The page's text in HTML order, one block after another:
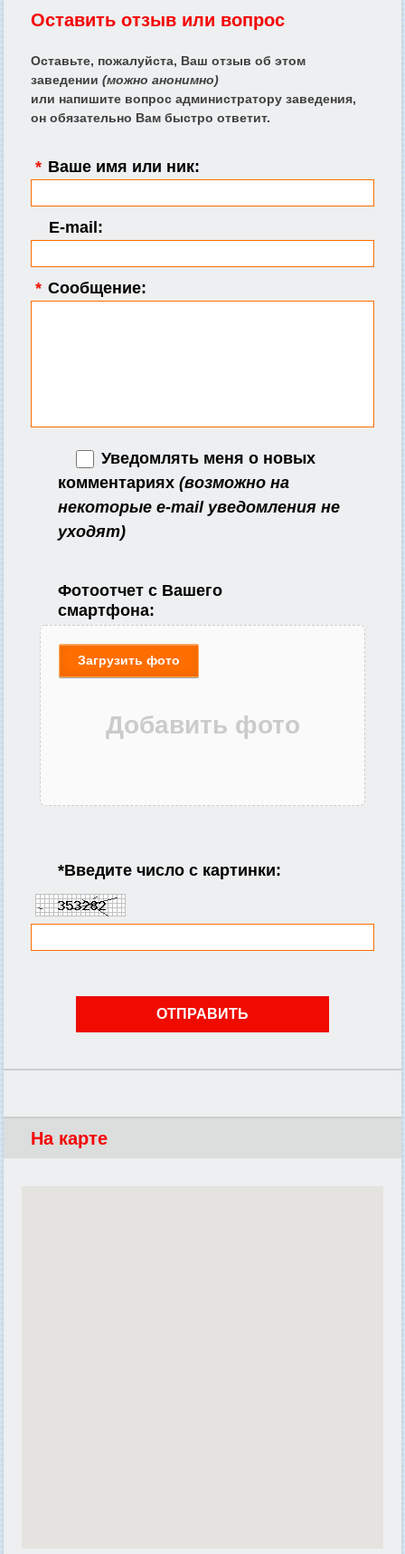
Оставить отзыв или вопрос
Оставьте, пожалуйста, Ваш отзыв об этом
заведении (можно анонимно)
или напишите вопрос администратору заведения,
он обязательно Вам быстро ответит.
* Ваше имя или ник:
E-mail:
* Сообщение:
Уведомлять меня о новых
комментариях (возможно на
некоторые e-mail уведомления не
уходят)
Фотоотчет с Вашего
смартфона:
Загрузить фото
*Введите число с картинки:
На карте